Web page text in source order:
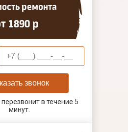
ремонта
1890 р
звонок
в течение 5
минут.